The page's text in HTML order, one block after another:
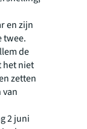
en zijn
twee.
de
het niet
zetten
2 juni